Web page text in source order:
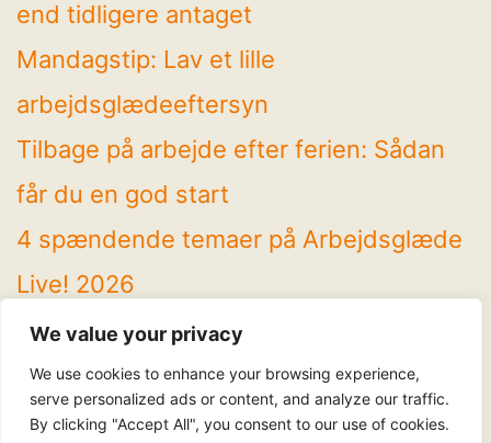
We value your privacy
We use cookies to enhance your browsing experience,
serve personalized ads or content, and analyze our traffic.
By clicking "Accept All", you consent to our use of cookies.
end tidligere antaget
Mandagstip: Lav et lille
arbejdsglædeeftersyn
Tilbage på arbejde efter ferien: Sådan
får du en god start
4 spændende temaer på Arbejdsglæde
Live! 2026
Mandagstip: Brug sommeren til at rydde
op
Følg os